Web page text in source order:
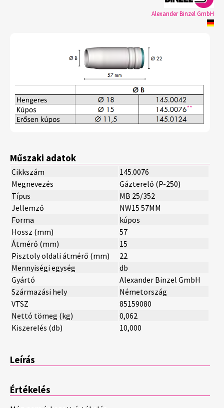
Alexander Binzel GmbH
Műszaki adatok
Cikkszám
145.0076
Megnevezés
Gázterelő (P-250)
Típus
MB 25/352
Jellemző
NW15 57MM
Forma
kúpos
Hossz (mm)
57
Átmérő (mm)
15
Pisztoly oldali átmérő (mm)
22
Mennyiségi egység
db
Gyártó
Alexander Binzel GmbH
Származási hely
Németország
VTSZ
85159080
Nettó tömeg (kg)
0,062
Kiszerelés (db)
10,000
Leírás
Értékelés